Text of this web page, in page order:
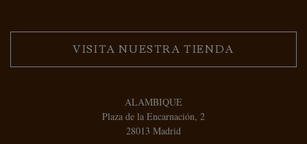
VISITA NUESTRA TIENDA
ALAMBIQUE
Plaza de la Encarnación, 2
28013 Madrid